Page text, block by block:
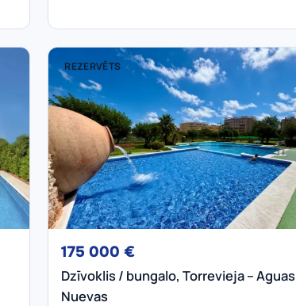
REZERVĒTS
175 000 €
Dzīvoklis / bungalo, Torrevieja – Aguas
Nuevas